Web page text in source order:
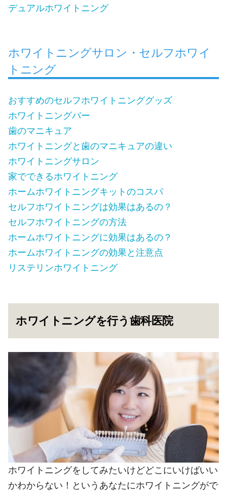
デュアルホワイトニング
ホワイトニングサロン・セルフホワイ
トニング
おすすめのセルフホワイトニンググッズ
ホワイトニングバー
歯のマニキュア
ホワイトニングと歯のマニキュアの違い
ホワイトニングサロン
家でできるホワイトニング
ホームホワイトニングキットのコスパ
セルフホワイトニングは効果はあるの？
セルフホワイトニングの方法
ホームホワイトニングに効果はあるの？
ホームホワイトニングの効果と注意点
リステリンホワイトニング
ホワイトニングを行う歯科医院
ホワイトニングをしてみたいけどどこにいけばいい
かわからない！というあなたにホワイトニングがで